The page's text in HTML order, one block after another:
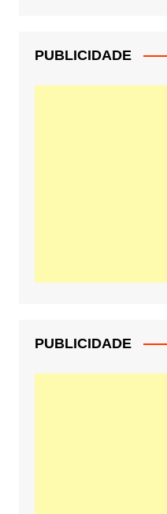
PUBLICIDADE
PUBLICIDADE